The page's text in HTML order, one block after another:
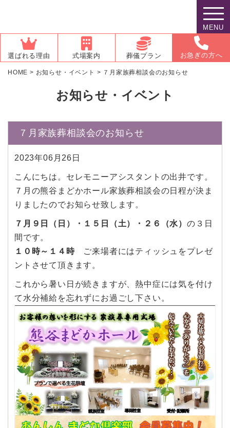
MENU
選ばれる理由 式場案内 葬儀プラン お急ぎの方へ
HOME > お知らせ・イベント > ７月家族葬相談会のお知らせ
お知らせ・イベント
７月家族葬相談会のお知らせ
2023年06月26日
こんにちは。セレモニーアシスタントの出井です。
７月の熊谷まどかホール家族葬相談会の日程が決ま
りましたのでお知らせ致します。
７月９日（日）・１５日（土）・２６（水） の３日
間です。
１０時～１４時ご来場者にはティッシュをプレゼ
ントさせて頂きます。
これから暑い日が続きますが、熱中症には気を付け
て水分補給を忘れずにお過ごし下さい。